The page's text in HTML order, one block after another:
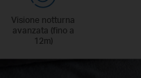
Visione notturna
avanzata (fino a
12m)